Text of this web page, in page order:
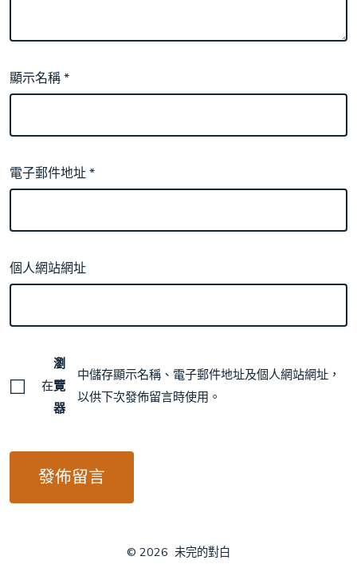
顯示名稱*
電子郵件地址*
個人網站網址
在
瀏
覽
器
中儲存顯示名稱、電子郵件地址及個人網站網址，
以供下次發佈留言時使用。
© 2026 未完的對白